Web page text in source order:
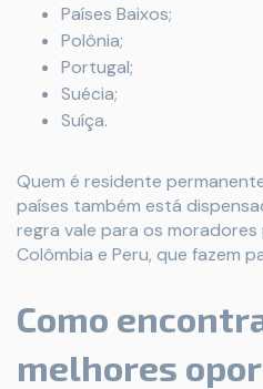
Países Baixos;
Polônia;
Portugal;
Suécia;
Suíça.
Quem é residente
países também está
regra vale para os
Colômbia e Peru, que fazem
Como
melhores